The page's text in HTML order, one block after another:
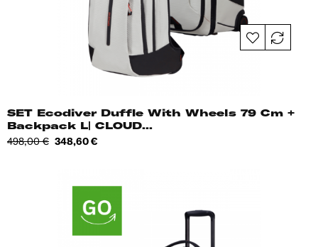
SET Ecodiver Duffle With Wheels 79 Cm +
Backpack L| CLOUD...
Tavahind
498,00 € Hind
348,60 €